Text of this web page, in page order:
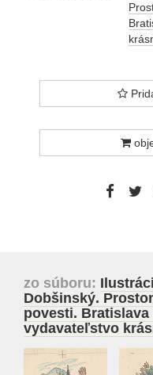
zo súboru:
Dobšinský.
povesti.
vydavateľstvo